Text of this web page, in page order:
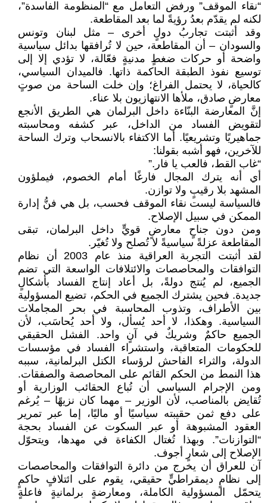
“نقاء الموقف” ورفض التعامل مع “المنظومة الفاسدة”،
لكنه لم يقدّم بعدُ رؤيةً لما بعد المقاطعة.
وقد أثبتت تجاربُ دولٍ أخرى – مثل لبنان وتونس
والسودان – أن المقاطعة، حين لا تُرافقها بدائل سياسية
واضحة أو حركات ضغطٍ مدنيةٍ فعّالة، لا تؤدي إلا إلى
توسيع نفوذ الطبقة الحاكمة ذاتها. فالميدان السياسي،
كالحياة، لا يحتمل الفراغ؛ وإن خلت الساحة من صوتٍ
معارضٍ صادق، ملأها الانتهازيون بلا عناء.
إنَّ المعارضة البنّاءة داخل البرلمان هي الطريق الأنجع
لتقويض الفساد من الداخل، عبر كشفه ومحاسبته
جماهيريًا وتشريعيًا. أما الاكتفاء بالانسحاب وترك الساحة
للآخرين، فهو أشبه بقولنا:
“غاب القط، فالعب يا فار.”
أي أنه يترك المجال فارغًا أمام الخصوم، فيملؤون
المشهد بلا رقيبٍ ولا توازن.
فالسياسة ليست نقاء الموقف فحسب، بل هي فنُّ إدارة
الممكن في سبيل الإصلاح.
ومن دون جناحٍ معارضٍ قويٍّ داخل البرلمان، تبقى
المقاطعة عزلةً سياسيةً لا تُصلح ولا تُغيّر.
لقد أثبتت التجربة العراقية منذ عام 2003 أن نظام
التوافقات والمحاصصات والائتلافات الواسعة التي تضم
الجميع، لم يُنتج دولةً، بل أعاد إنتاج الفساد بأشكالٍ
جديدة. فحين يشترك الجميع في الحكم، تضيع المسؤولية
بين الأطراف، وتذوب المحاسبة في بحر المجاملات
السياسية. وهكذا، لا أحد يُسأل، ولا أحد يُحاسَب، لأن
الجميع حاكمٌ وشريكٌ في آنٍ واحد. الفشل الحقيقي
للحكومات المتعاقبة، واستشراء الفساد في مؤسسات
الدولة، والثراء الفاحش لرؤساء الكتل البرلمانية، سببه
هذا النمط من الحكم القائم على المحاصصة والصفقات.
ومن الإجرام السياسي أن تُباع الحقائب الوزارية أو
تُقايض بالمناصب، لأن الوزير – مهما كان نزيهًا – يُرغم
على دفع ثمن حقيبته سياسيًا أو ماليًا، إما عبر تمرير
العقود المشبوهة أو عبر السكوت عن الفساد بحجة
“التوازنات”. وبهذا تُغتال الكفاءة في مهدها، ويتحوّل
الإصلاح إلى شعارٍ أجوف.
آن للعراق أن يخرج من دائرة التوافقات والمحاصصات
إلى نظامٍ ديمقراطيٍّ حقيقي، يقوم على ائتلافٍ حاكمٍ
يتحمّل المسؤولية الكاملة، ومعارضةٍ برلمانيةٍ فاعلةٍ